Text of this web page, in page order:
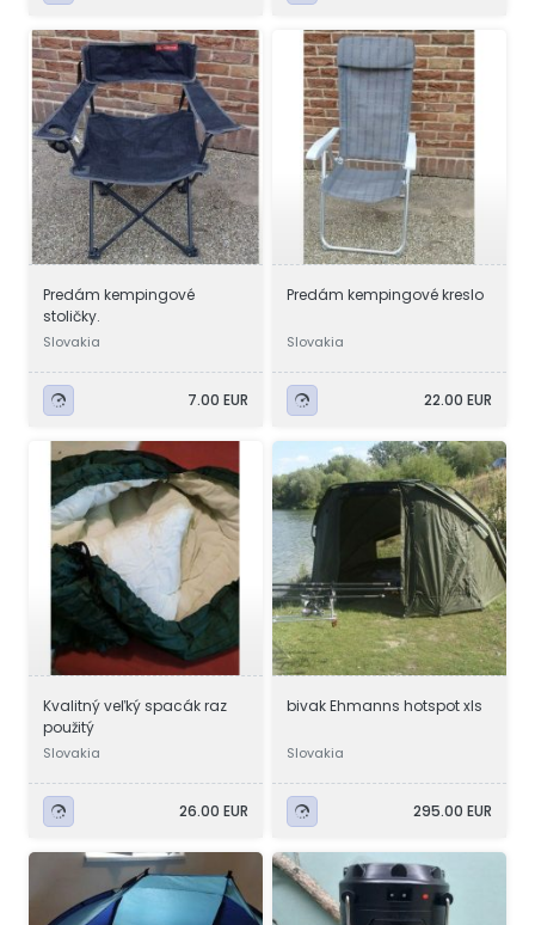
Predám kempingové
stoličky.
Slovakia
7.00 EUR
Predám kempingové kreslo
Slovakia
22.00 EUR
Kvalitný veľký spacák raz
použitý
Slovakia
26.00 EUR
bivak Ehmanns hotspot xls
Slovakia
295.00 EUR